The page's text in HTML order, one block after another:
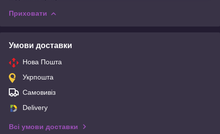
Приховати
Умови доставки
Нова Пошта
Укрпошта
Самовивіз
Delivery
Всі умови доставки